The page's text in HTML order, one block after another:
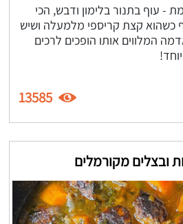
- עוף בתנור בלימון ודבש, הכי
כשהוא קצת קריספי מלמעלה ושיש
המלווים אותו הופכים לרכים
13585
ובצלים מקורמלים